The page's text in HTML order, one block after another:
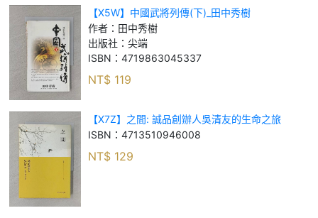
【X5W】中國武將列傳(下)_田中秀樹
作者： 田中秀樹
出版社： 尖端
ISBN： 4719863045337
NT$ 119
【X7Z】之間: 誠品創辦人吳清友的生命之旅
ISBN： 4713510946008
NT$ 129